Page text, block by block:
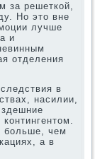
за решеткой,
Но этο вне
лучше
и
отделения
в
насилии,
больше, чем
а в